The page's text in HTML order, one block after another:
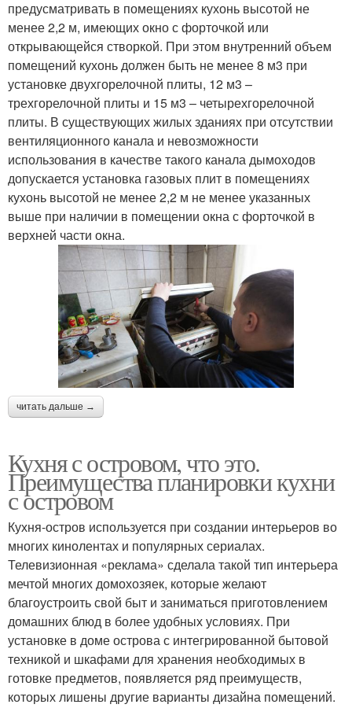
предусматривать в помещениях кухонь высотой не
менее 2,2 м, имеющих окно с форточкой или
открывающейся створкой. При этом внутренний объем
помещений кухонь должен быть не менее 8 м3 при
установке двухгорелочной плиты, 12 м3 –
трехгорелочной плиты и 15 м3 – четырехгорелочной
плиты. В существующих жилых зданиях при отсутствии
вентиляционного канала и невозможности
использования в качестве такого канала дымоходов
допускается установка газовых плит в помещениях
кухонь высотой не менее 2,2 м не менее указанных
выше при наличии в помещении окна с форточкой в
верхней части окна.
читать дальше →
Кухня с островом, что это.
Преимущества планировки кухни
с островом
Кухня-остров используется при создании интерьеров во
многих кинолентах и популярных сериалах.
Телевизионная «реклама» сделала такой тип интерьера
мечтой многих домохозяек, которые желают
благоустроить свой быт и заниматься приготовлением
домашних блюд в более удобных условиях. При
установке в доме острова с интегрированной бытовой
техникой и шкафами для хранения необходимых в
готовке предметов, появляется ряд преимуществ,
которых лишены другие варианты дизайна помещений.